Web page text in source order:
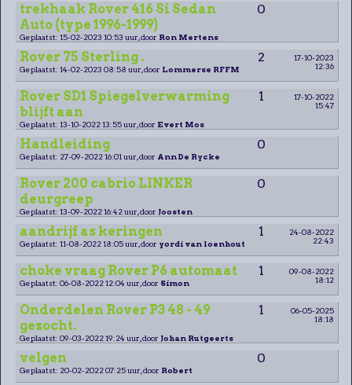
trekhaak Rover 416 Si Sedan
Auto (type 1996-1999)
0
Geplaatst: 15-02-2023 10:53 uur, door Ron Mertens
Rover 75 Sterling . 2
17-10-2023
12:36
Geplaatst: 14-02-2023 08:58 uur, door Lommerse RFFM
Rover SD1 Spiegelverwarming
blijft aan
1
17-10-2022
15:47
Geplaatst: 13-10-2022 13:55 uur, door Evert Mos
Handleiding 0
Geplaatst: 27-09-2022 16:01 uur, door Ann De Rycke
Rover 200 cabrio LINKER
deurgreep
0
Geplaatst: 13-09-2022 16:42 uur, door Joosten
aandrijf as keringen 1
24-08-2022
22:43
Geplaatst: 11-08-2022 18:05 uur, door yordi van loenhout
choke vraag Rover P6 automaat 1
09-08-2022
18:12
Geplaatst: 06-08-2022 12:04 uur, door Simon
Onderdelen Rover P3 48 - 49
gezocht.
1
06-05-2025
18:18
Geplaatst: 09-03-2022 19:24 uur, door Johan Rutgeerts
velgen 0
Geplaatst: 20-02-2022 07:25 uur, door Robert